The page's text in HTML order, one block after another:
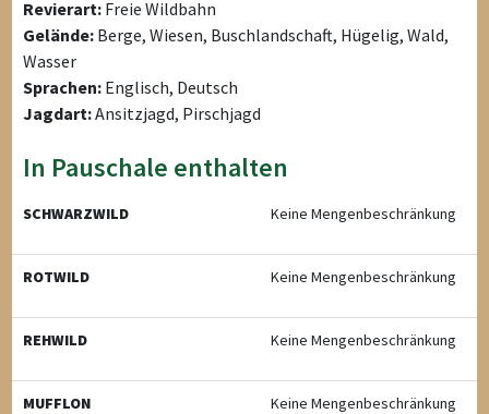
Revierart: Freie Wildbahn
Gelände: Berge, Wiesen, Buschlandschaft, Hügelig, Wald,
Wasser
Sprachen: Englisch, Deutsch
Jagdart:Ansitzjagd, Pirschjagd
In Pauschale enthalten
SCHWARZWILD Keine Mengenbeschränkung
ROTWILD Keine Mengenbeschränkung
REHWILD Keine Mengenbeschränkung
MUFFLON Keine Mengenbeschränkung